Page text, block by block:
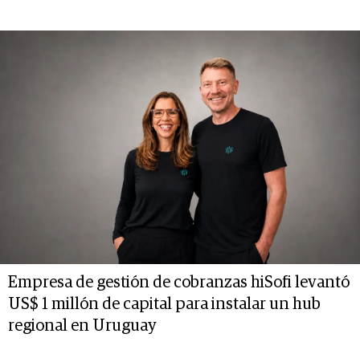
Empresa de gestión de cobranzas hiSofi levantó
US$ 1 millón de capital para instalar un hub
regional en Uruguay